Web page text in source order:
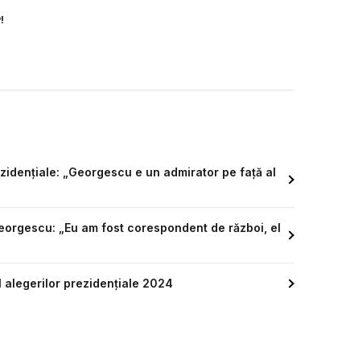
„Georgescu e un admirator pe față al
„Eu am fost corespondent de război, el
alegerilor prezidențiale 2024